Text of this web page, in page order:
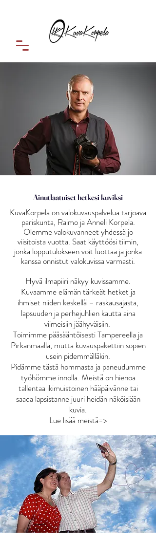
Valokuvaaja Raimo Korpela
Ainutlaatuiset hetkesi kuviksi
KuvaKorpela on valokuvauspalvelua tarjoava
pariskunta, Raimo ja Anneli Korpela.
Olemme valokuvanneet yhdessä jo
viisitoista vuotta. Saat käyttöösi tiimin,
jonka lopputulokseen voit luottaa ja jonka
kanssa onnistut valokuvissa varmasti.
Hyvä ilmapiiri näkyy kuvissamme.
Kuvaamme elämän tärkeät hetket ja
ihmiset niiden keskellä – raskausajasta,
lapsuuden ja perhejuhlien kautta aina
viimeisiin jäähyväisiin.
Toimimme pääsääntöisesti Tampereella ja
Pirkanmaalla, mutta kuvauspakettiin sopien
usein pidemmälläkin.
Pidämme tästä hommasta ja paneudumme
työhömme innolla. Meistä on hienoa
tallentaa ikimuistoinen hääpäivänne tai
saada lapsistanne juuri heidän näköisiään
kuvia.
Lue lisää meistä=>